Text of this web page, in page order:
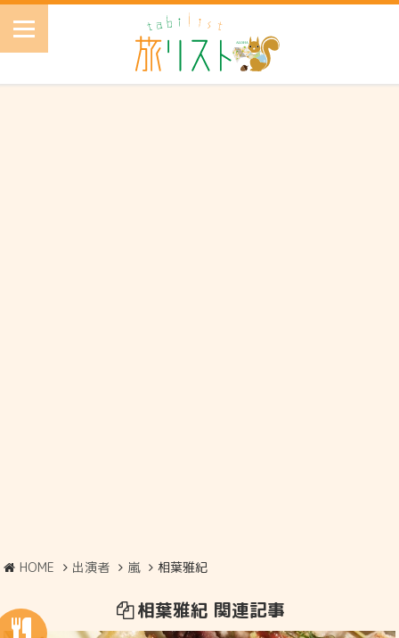
HOME 出演者 嵐 相葉雅紀
相葉雅紀 関連記事